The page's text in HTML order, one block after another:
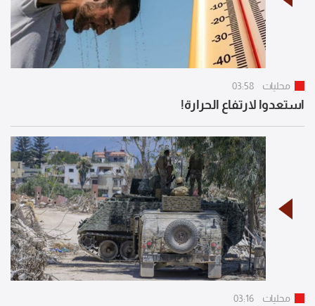
محليات 03:58
استعدوا لارتفاع الحرارة!
محليات 03:16